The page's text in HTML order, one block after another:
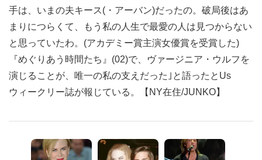
手は、いまの夫キース(・アーバン)だったの。破局後はあ
まりにつらくて、もう私の人生で最愛の人は見つからない
と思っていたわ。(アカデミー賞主演女優賞を受賞した)
『めぐりあう時間たち』(02)で、ヴァージニア・ウルフを
演じることが、唯一の私の支えだった｣と語ったとUs
ウィークリー誌が報じている。【NY在住/JUNKO】